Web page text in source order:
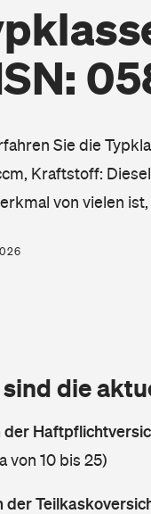
Sie die
Kraftstoff:
von vielen
sind die
der
von 10 bis 25)
der